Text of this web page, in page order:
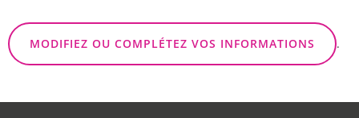
MODIFIEZ OU COMPLÉTEZ VOS INFORMATIONS .